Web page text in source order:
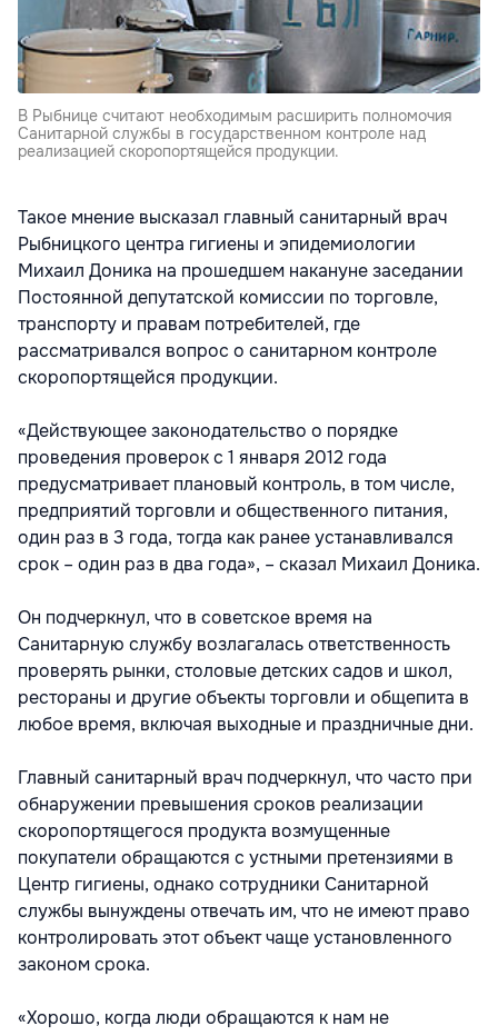
В Рыбнице считают необходимым расширить полномочия
Санитарной службы в государственном контроле над
реализацией скоропортящейся продукции.
Такое мнение высказал главный санитарный врач
Рыбницкого центра гигиены и эпидемиологии
Михаил Доника на прошедшем накануне заседании
Постоянной депутатской комиссии по торговле,
транспорту и правам потребителей, где
рассматривался вопрос о санитарном контроле
скоропортящейся продукции.
«Действующее законодательство о порядке
проведения проверок с 1 января 2012 года
предусматривает плановый контроль, в том числе,
предприятий торговли и общественного питания,
один раз в 3 года, тогда как ранее устанавливался
срок – один раз в два года», – сказал Михаил Доника.
Он подчеркнул, что в советское время на
Санитарную службу возлагалась ответственность
проверять рынки, столовые детских садов и школ,
рестораны и другие объекты торговли и общепита в
любое время, включая выходные и праздничные дни.
Главный санитарный врач подчеркнул, что часто при
обнаружении превышения сроков реализации
скоропортящегося продукта возмущенные
покупатели обращаются с устными претензиями в
Центр гигиены, однако сотрудники Санитарной
службы вынуждены отвечать им, что не имеют право
контролировать этот объект чаще установленного
законом срока.
«Хорошо, когда люди обращаются к нам не